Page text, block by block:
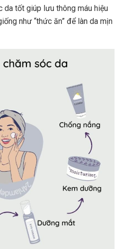
da tốt giúp lưu thông máu hiệu
như “thức ăn” để làn da mịn